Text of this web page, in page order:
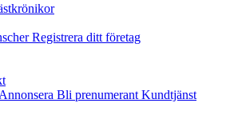
Registrera ditt företag
Annonsera Bli prenumerant Kundtjänst